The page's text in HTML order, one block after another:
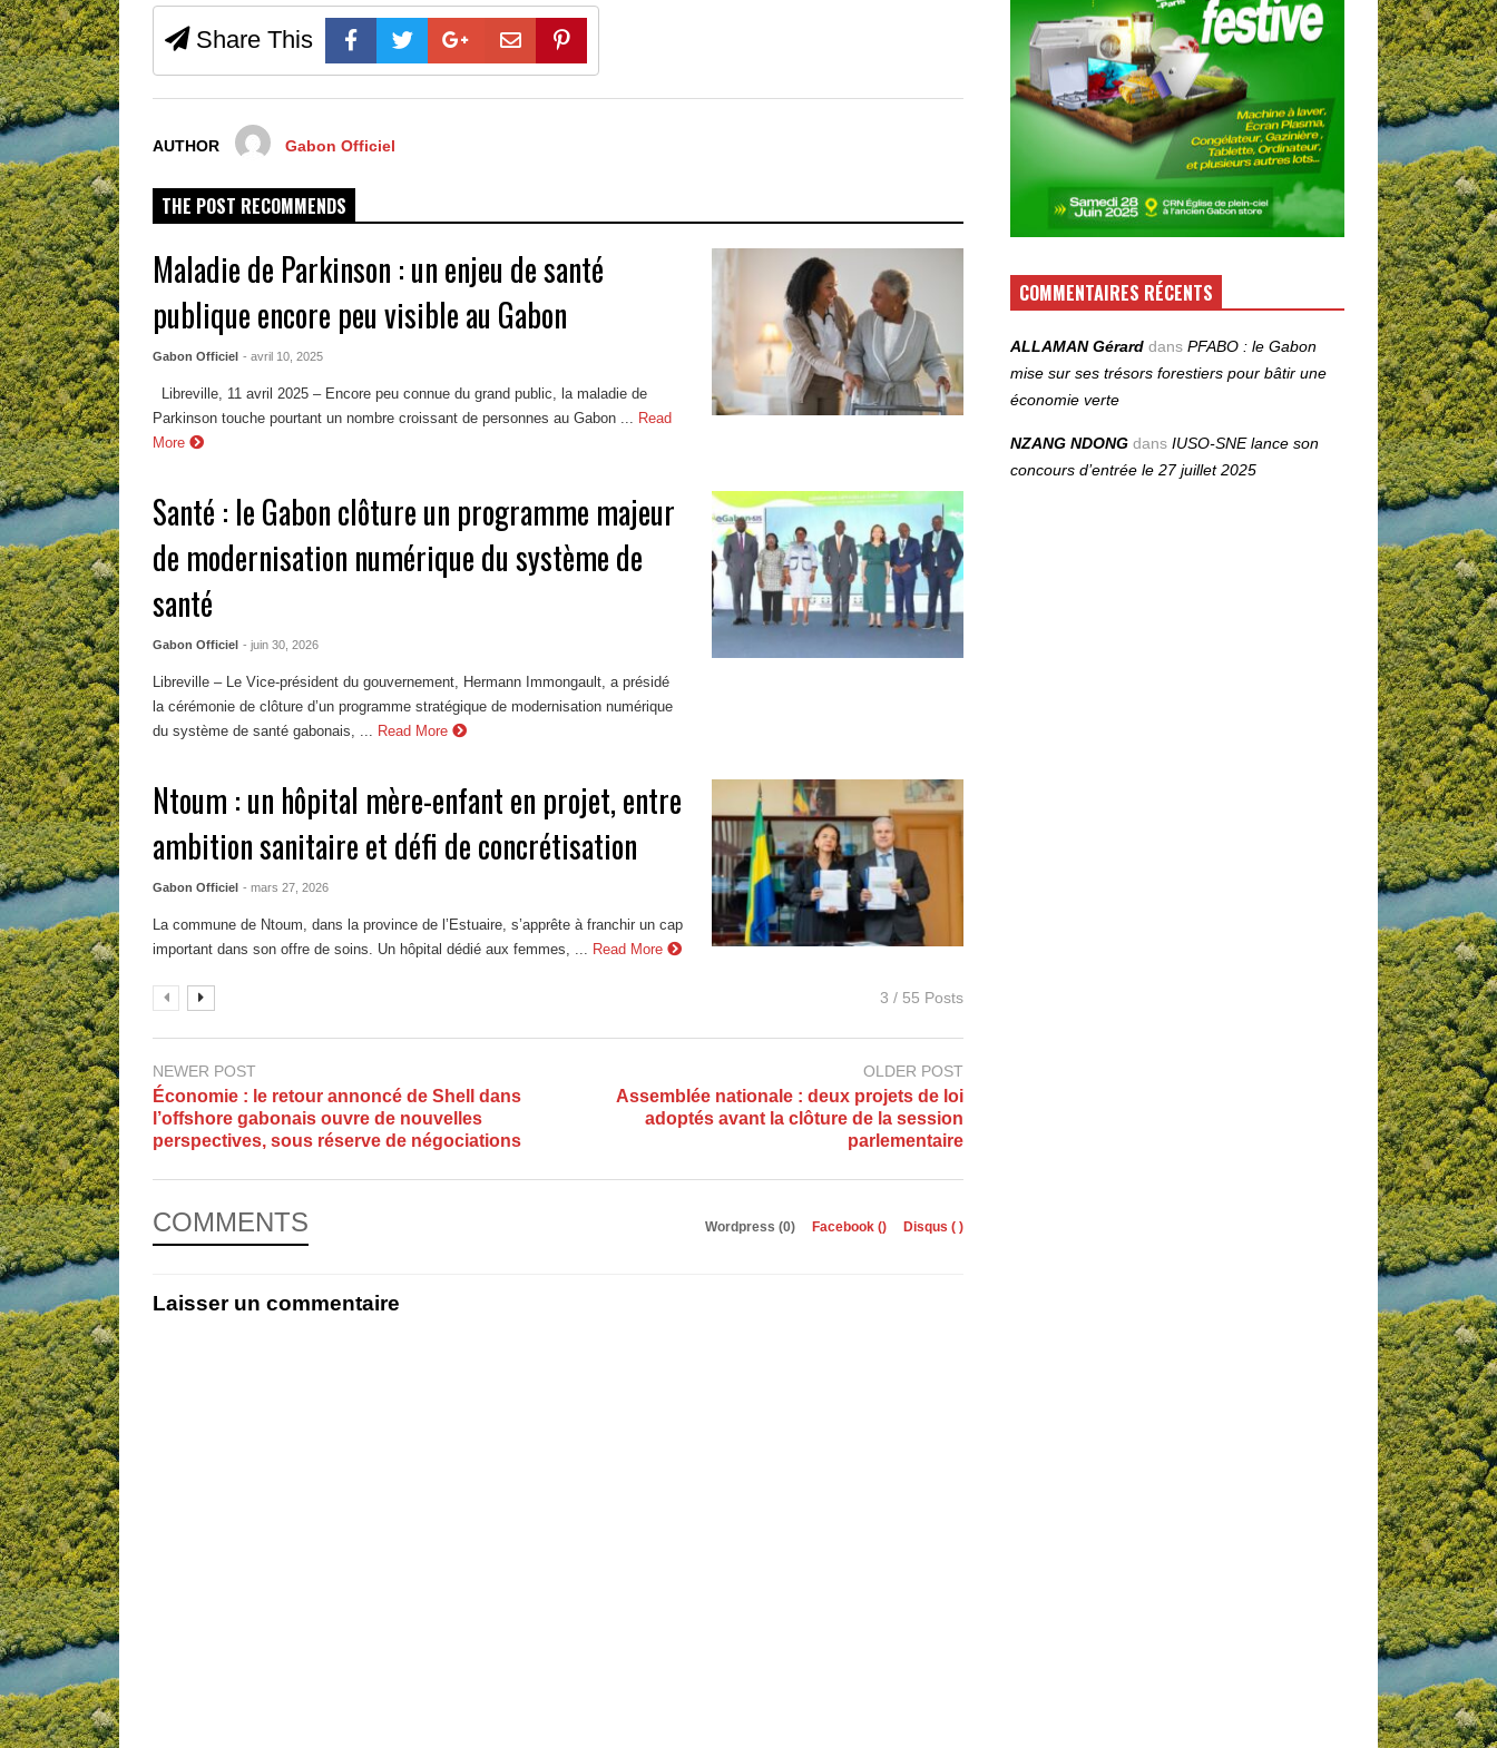
Share This
AUTHOR Gabon Officiel
THE POST RECOMMENDS
Maladie de Parkinson : un enjeu de santé
publique encore peu visible au Gabon
Gabon Officiel - avril 10, 2025
Libreville, 11 avril 2025 – Encore peu connue du grand public, la maladie de
Parkinson touche pourtant un nombre croissant de personnes au Gabon ... Read
More
Santé : le Gabon clôture un programme majeur
de modernisation numérique du système de
santé
Gabon Officiel - juin 30, 2026
Libreville – Le Vice-président du gouvernement, Hermann Immongault, a présidé
la cérémonie de clôture d’un programme stratégique de modernisation numérique
du système de santé gabonais, ... Read More
Ntoum : un hôpital mère-enfant en projet, entre
ambition sanitaire et défi de concrétisation
Gabon Officiel - mars 27, 2026
La commune de Ntoum, dans la province de l’Estuaire, s’apprête à franchir un cap
important dans son offre de soins. Un hôpital dédié aux femmes, ...
Read More
3 / 55 Posts
NEWER POST
Économie : le retour annoncé de Shell dans
l’offshore gabonais ouvre de nouvelles
perspectives, sous réserve de négociations
OLDER POST
Assemblée nationale : deux projets de loi
adoptés avant la clôture de la session
parlementaire
COMMENTS Wordpress (0) Facebook () Disqus ( )
Laisser un commentaire
COMMENTAIRES RÉCENTS
ALLAMAN Gérard dansPFABO : le Gabon
mise sur ses trésors forestiers pour bâtir une
économie verte
NZANG NDONG dansIUSO‑SNE lance son
concours d’entrée le 27 juillet 2025